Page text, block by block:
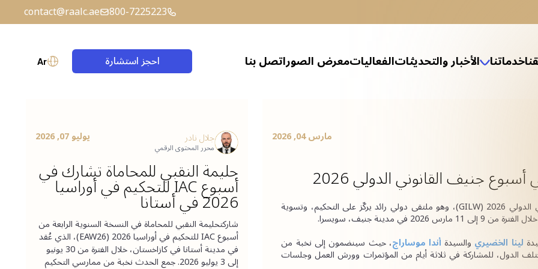
800-7225223
contact@raalc.ae
خدماتنا الأخبار والتحديثاتالفعالياتمعرض الصوراتصل بنا احجز استشارة Ar
مارس 04, 2026
جنيف القانوني الدولي 2026
سيشارك مكتب حليمة النقبي للمحاماة في أسبوع جنيف القانوني الدولي 2026 (GILW)، وهو ملتقى دولي رائد يركّز على التحكيم، وتسوية
مدينة جنيف، سويسرا.
لينا الخضيري والسيدة أندا موساراج ، حيث سينضمون إلى نخبة من
القانونيين، والمستشارين القانونيين الداخليين، والمحكمين من مختلف الدول، للمشاركة في ثلاثة أيام من المؤتمرات وورش العمل وجلسات
جلال نادر
محرر المحتوى الرقمي
يوليو 07, 2026
حليمة النقبي للمحاماة تشارك في
أسبوع IAC للتحكيم في أوراسيا 2026 في أستانا
شاركتحليمة النقبي للمحاماة في النسخة السنوية الرابعة من
أسبوع IAC للتحكيم في أوراسيا 2026 (EAW26)، الذي عُقد
في مدينة أستانا في كازاخستان، خلال الفترة من 30 يونيو
إلى 3 يوليو 2026. جمع الحدث نخبة من ممارسي التحكيم